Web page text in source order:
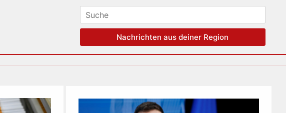
Nachrichten aus deiner Region